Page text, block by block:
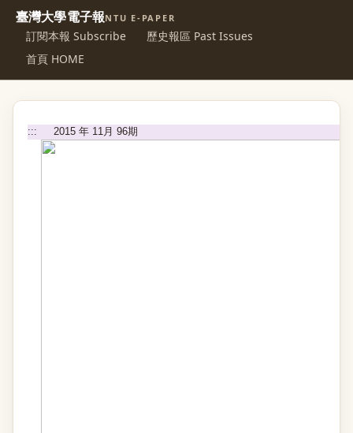
臺灣大學電子報NTU E-PAPER
訂閱本報 Subscribe
歷史報區 Past Issues
首頁 HOME
::: 2015 年 11月 96期